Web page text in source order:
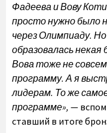
Фадеева и Вову
просто нужно было
через Олимпиаду.
образовалась
Вова тоже не
программу. А я
лидерам. То же
программе», —
ставший в итоге